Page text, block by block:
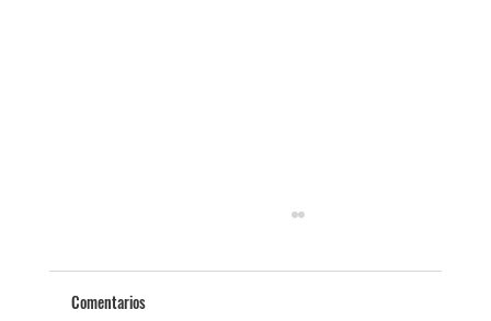
Comentarios